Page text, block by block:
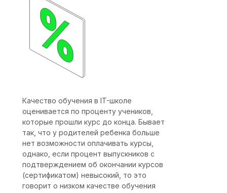
Качество обучения в IT-школе
оценивается по проценту учеников,
которые прошли курс до конца. Бывает
так, что у родителей ребенка больше
нет возможности оплачивать курсы,
однако, если процент выпускников с
подтверждением об окончании курсов
(сертификатом) невысокий, то это
говорит о низком качестве обучения